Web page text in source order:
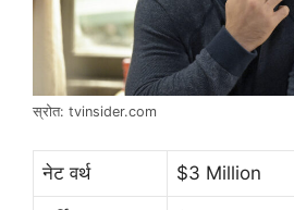
स्रोत: tvinsider.com
नेट वर्थ $3 Million